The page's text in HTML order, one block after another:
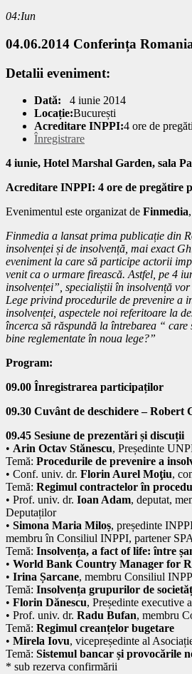
04:Iun
04.06.2014 Conferința
Detalii eveniment:
Dată:
4 iunie 2014
Locație:București
Acreditare INPPI:4 ore de
Înregistrare
4 iunie, Hotel Marshal Garden, sala
Acreditare INPPI: 4 ore de pregătire
Evenimentul este organizat de Finmedia
Finmedia a lansat prima publicație din
insolvenței și de insolvență, mai exact
eveniment la care să participe actorii
venit ca o urmare firească. Astfel, pe 4
insolvenței”, specialiștii în insolvență
Lege privind procedurile de prevenire a
insolvenței, aspectele noi referitoare la
încerca să răspundă la întrebarea “
bine reglementate în noua lege?”
Program:
09.00 Înregistrarea participaților
09.30 Cuvânt de deschidere –
09.45 Sesiune de prezentări și discuții
• Arin Octav Stănescu, Președinte
Temă: Procedurile de prevenire a
• Conf. univ. dr. Florin Aurel Moţiu,
Temă: Regimul contractelor în
• Prof. univ. dr. Ioan Adam, deputat,
Deputaților
• Simona Maria Miloș, președinte
membru în Consiliul INPPI, partener
Temă: Insolvența, a fact of life: între
• World Bank Country Manager for
• Irina Șarcane, membru Consiliul
Temă: Insolvența grupurilor de
• Florin Dănescu, Președinte executive
• Prof. univ. dr. Radu Bufan, membru
Temă: Regimul creanțelor bugetare
• Mirela Iovu, vicepreședinte al
Temă: Sistemul bancar și provocările
* sub rezerva confirmării